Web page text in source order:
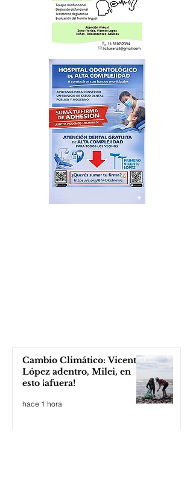
Cambio Climático: Vicente
López adentro, Milei, en
esto ¡afuera!
hace 1 hora